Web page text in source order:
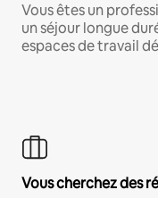
Vous êtes un
un séjour longue
espaces de travail
Vous cherchez des